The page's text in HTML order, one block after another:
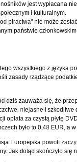
jest wypłacana
i kulturalnym.
piractwa" nie może
państwie
wszystkiego z języka
zasady rządzące
dziś zauważa się, że
niejasne i szkodliwe
opłata za czystą płytę
było to 0,48 EUR, a
Europejska powoli
Jak dotąd skończyło się